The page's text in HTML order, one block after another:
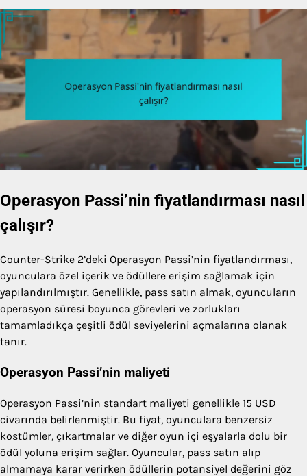
Operasyon Passi’nin fiyatlandırması nasıl
çalışır?
Counter-Strike 2’deki Operasyon Passi’nin fiyatlandırması,
oyunculara özel içerik ve ödüllere erişim sağlamak için
yapılandırılmıştır. Genellikle, pass satın almak, oyuncuların
operasyon süresi boyunca görevleri ve zorlukları
tamamladıkça çeşitli ödül seviyelerini açmalarına olanak
tanır.
Operasyon Passi’nin maliyeti
Operasyon Passi’nin standart maliyeti genellikle 15 USD
civarında belirlenmiştir. Bu fiyat, oyunculara benzersiz
kostümler, çıkartmalar ve diğer oyun içi eşyalarla dolu bir
ödül yoluna erişim sağlar. Oyuncular, pass satın alıp
almamaya karar verirken ödüllerin potansiyel değerini göz